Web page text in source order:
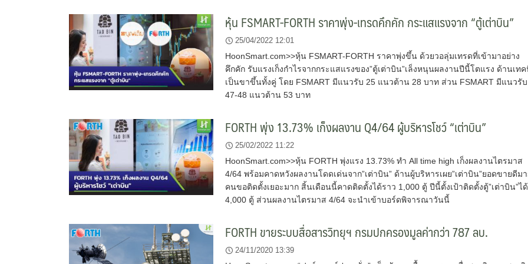
หุ้น FSMART-FORTH ราคาพุ่ง-เทรดคึกคัก กระแสแรงจาก “ตู้เต่าบิน”
25/04/2022 12:01
HoonSmart.com>>หุ้น FSMART-FORTH ราคาพุ่งขึ้น ด้วยวอลุ่มเทรดที่เข้ามาอย่าง
คึกคัก รับแรงเก็งกำไรจากกระแสแรงของ”ตู้เต่าบิน”เล็งหนุนผลงานปีนี้โตแรง ด้านเท
เป็นขาขึ้นทั้งคู่ โดย FSMART มีแนวรับ 25 แนวต้าน 28 บาท ส่วน FSMART มีแนวรับ
47-48 แนวต้าน 53 บาท
FORTH พุ่ง 13.73% เก็งผลงาน Q4/64 ผู้บริหารโชว์ “เต่าบิน”
25/02/2022 11:22
HoonSmart.com>>หุ้น FORTH พุ่งแรง 13.73% ทำ All time high เก็งผลงานไตรมาส
4/64 พร้อมคาดหวังผลงานโดดเด่นจาก”เต่าบิน” ด้านผู้บริหารเผย”เต่าบิน”ยอดขายดีม
คนขอติดตั้งเยอะมาก สิ้นเดือนนี้คาดติดตั้งได้ราว 1,000 ตู้ ปีนี้ตั้งเป้าติดตั้งตู้”เต่าบิน”ได้
4,000 ตู้ ส่วนผลงานไตรมาส 4/64 จะนำเข้าบอร์ดพิจารณาวันนี้
FORTH ขายระบบสื่อสารวิทยุฯ กรมปกครองมูลค่ากว่า 787 ลบ.
24/11/2020 13:39